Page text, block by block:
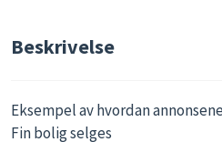
Beskrivelse
Eksempel av hvordan
Fin bolig selges